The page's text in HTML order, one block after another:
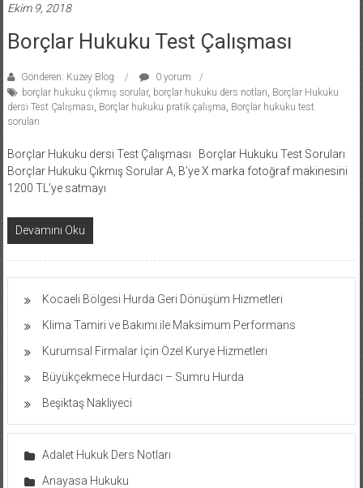
Ekim 9, 2018
Borçlar Hukuku Test Çalışması
Gönderen: Kuzey Blog
0 yorum
borçlar hukuku çıkmış sorular, borçlar hukuku ders notları, Borçlar Hukuku
dersi Test Çalışması, Borçlar hukuku pratik çalışma, Borçlar hukuku test
soruları
Borçlar Hukuku dersi Test Çalışması Borçlar Hukuku Test Soruları
Borçlar Hukuku Çıkmış Sorular A, B’ye X marka fotoğraf makinesini
1200 TL’ye satmayı
Devamını Oku
Kocaeli Bölgesi Hurda Geri Dönüşüm Hizmetleri
Klima Tamiri ve Bakımı ile Maksimum Performans
Kurumsal Firmalar İçin Özel Kurye Hizmetleri
Büyükçekmece Hurdacı – Sumru Hurda
Beşiktaş Nakliyeci
Adalet Hukuk Ders Notları
Anayasa Hukuku